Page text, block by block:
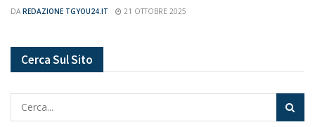
DA REDAZIONE TGYOU24.IT 21 OTTOBRE 2025
Cerca Sul Sito